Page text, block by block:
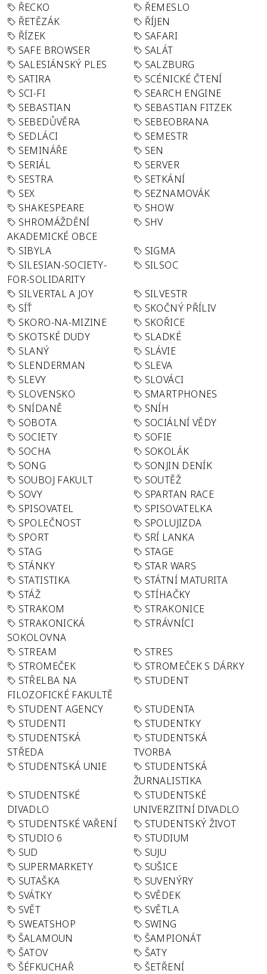
ŘECKO
ŘEMESLO
ŘETĚZÁK
ŘÍJEN
ŘÍZEK
SAFARI
SAFE BROWSER
SALÁT
SALESIÁNSKÝ PLES
SALZBURG
SATIRA
SCÉNICKÉ ČTENÍ
SCI-FI
SEARCH ENGINE
SEBASTIAN
SEBASTIAN FITZEK
SEBEDŮVĚRA
SEBEOBRANA
SEDLÁCI
SEMESTR
SEMINÁŘE
SEN
SERIÁL
SERVER
SESTRA
SETKÁNÍ
SEX
SEZNAMOVÁK
SHAKESPEARE
SHOW
SHROMÁŽDĚNÍ
AKADEMICKÉ OBCE
SHV
SIBYLA
SIGMA
SILESIAN-SOCIETY-
FOR-SOLIDARITY
SILSOC
SILVERTAL A JOY
SILVESTR
SÍŤ
SKOČNÝ PŘÍLIV
SKORO-NA-MIZINE
SKOŘICE
SKOTSKÉ DUDY
SLADKÉ
SLANÝ
SLÁVIE
SLENDERMAN
SLEVA
SLEVY
SLOVÁCI
SLOVENSKO
SMARTPHONES
SNÍDANĚ
SNÍH
SOBOTA
SOCIÁLNÍ VĚDY
SOCIETY
SOFIE
SOCHA
SOKOLÁK
SONG
SONJIN DENÍK
SOUBOJ FAKULT
SOUTĚŽ
SOVY
SPARTAN RACE
SPISOVATEL
SPISOVATELKA
SPOLEČNOST
SPOLUJIZDA
SPORT
SRÍ LANKA
STAG
STAGE
STÁNKY
STAR WARS
STATISTIKA
STÁTNÍ MATURITA
STÁŽ
STÍHAČKY
STRAKOM
STRAKONICE
STRAKONICKÁ
SOKOLOVNA
STRÁVNÍCI
STREAM
STRES
STROMEČEK
STROMEČEK S DÁRKY
STŘELBA NA
FILOZOFICKÉ FAKULTĚ
STUDENT
STUDENT AGENCY
STUDENTA
STUDENTI
STUDENTKY
STUDENTSKÁ
STŘEDA
STUDENTSKÁ
TVORBA
STUDENTSKÁ UNIE
STUDENTSKÁ
ŽURNALISTIKA
STUDENTSKÉ
DIVADLO
STUDENTSKÉ
UNIVERZITNÍ DIVADLO
STUDENTSKÉ VAŘENÍ
STUDENTSKÝ ŽIVOT
STUDIO 6
STUDIUM
SUD
SUJU
SUPERMARKETY
SUŠICE
SUTAŠKA
SUVENÝRY
SVÁTKY
SVĚDEK
SVĚT
SVĚTLA
SWEATSHOP
SWING
ŠALAMOUN
ŠAMPIONÁT
ŠATOV
ŠATY
ŠÉFKUCHAŘ
ŠETŘENÍ